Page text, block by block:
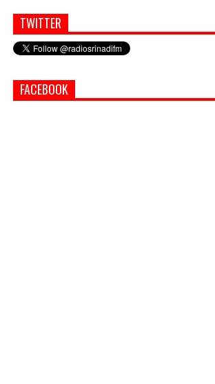
Simbol Persahabatan, RI Bangun Islamic Centre
di Afghanistan
PASAR MURAH
TWITTER
FACEBOOK